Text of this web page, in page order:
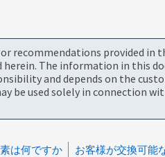
recommendations provided in
The information in this
and depends on the
be used solely in connection
は何ですか お客様が交換可能